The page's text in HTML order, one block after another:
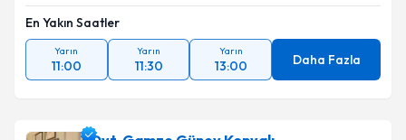
En Yakın Saatler
Yarın
11:00
Yarın
11:30
Yarın
13:00 Daha Fazla